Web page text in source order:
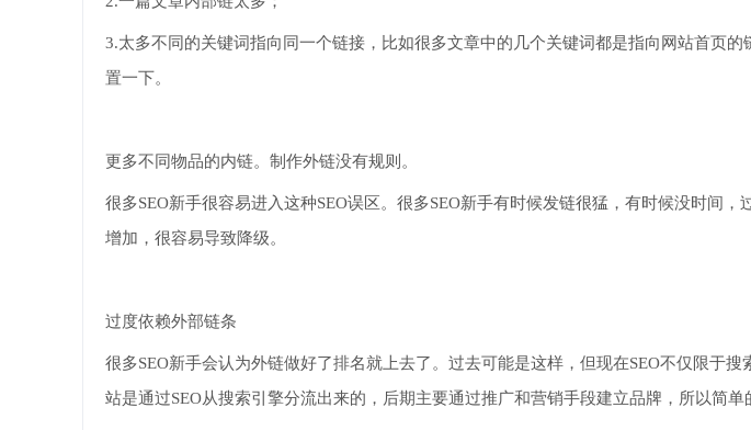
3.太多不同的关键词指向同一个链接，比如很多文章中的几个关键词都是指向网站首页
置一下。
更多不同物品的内链。制作外链没有规则。
很多SEO新手很容易进入这种SEO误区。很多SEO新手有时候发链很猛，有时候没时间
增加，很容易导致降级。
过度依赖外部链条
很多SEO新手会认为外链做好了排名就上去了。过去可能是这样，但现在SEO不仅限于
站是通过SEO从搜索引擎分流出来的，后期主要通过推广和营销手段建立品牌，所以简单